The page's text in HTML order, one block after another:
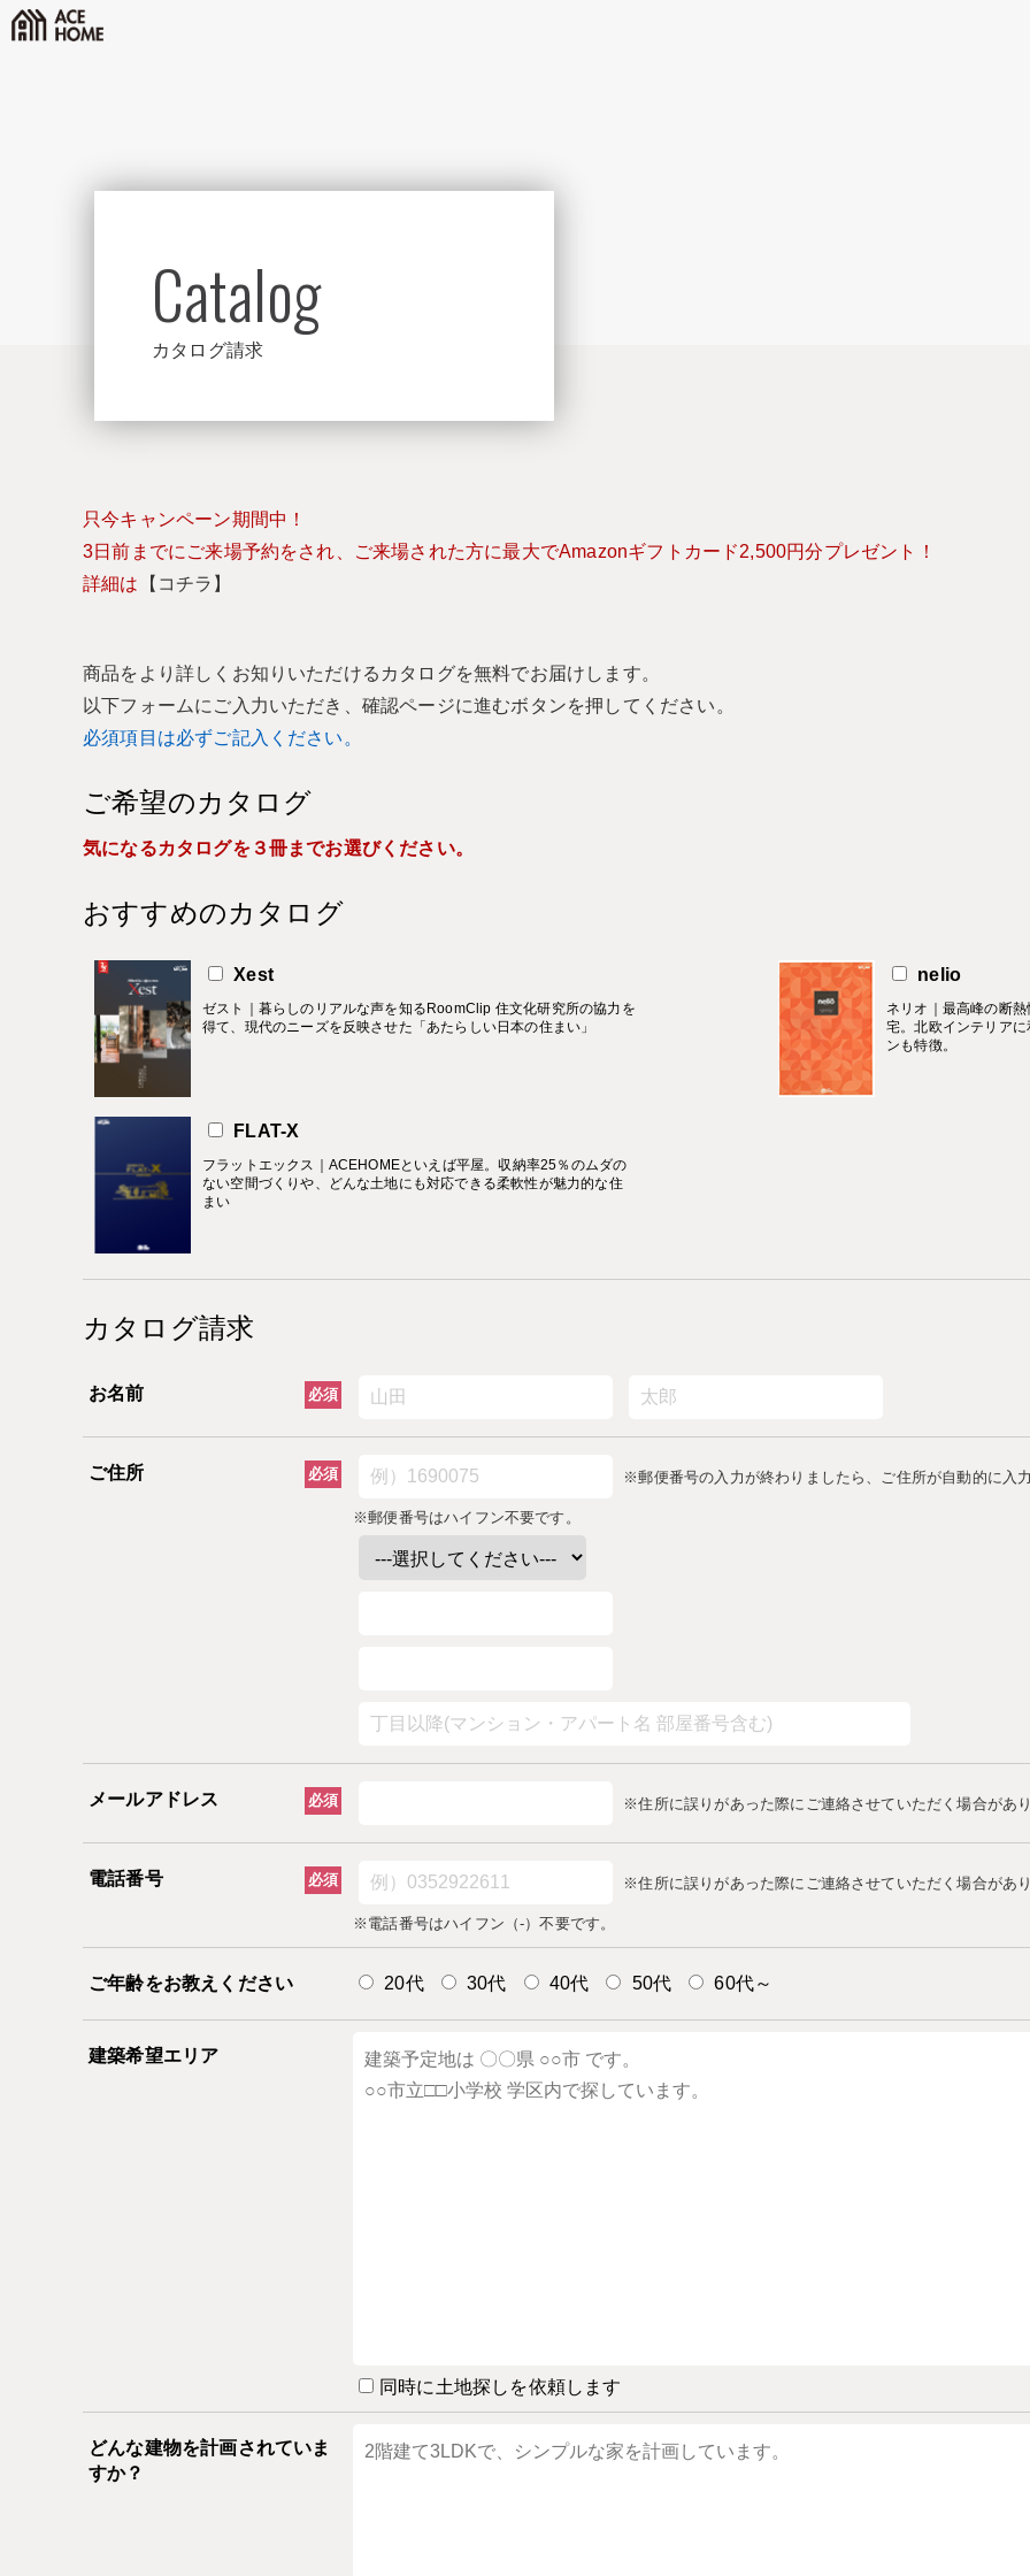
Catalog
カタログ請求
只今キャンペーン期間中！
3日前までにご来場予約をされ、ご来場された方に最大でAmazonギフトカード2,500円分プレゼント！
詳細は 【コチラ】
商品をより詳しくお知りいただけるカタログを無料でお届けします。
以下フォームにご入力いただき、確認ページに進むボタンを押してください。
必須項目は必ずご記入ください。
ご希望のカタログ
気になるカタログを３冊までお選びください。
おすすめのカタログ
Xest
ゼスト｜暮らしのリアルな声を知るRoomClip 住文化研究所の協力を
得て、現代のニーズを反映させた「あたらしい日本の住まい」
nelio
ネリオ｜最高峰の断
宅。北欧インテリア
ンも特徴。
FLAT-X
フラットエックス｜ACEHOMEといえば平屋。収納率25％のムダの
ない空間づくりや、どんな土地にも対応できる柔軟性が魅力的な住
まい
カタログ請求
お名前 必須
ご住所 必須 ※郵便番号の入力が終わりましたら、ご住所が自動的に入力
※郵便番号はハイフン不要です。
メールアドレス 必須 ※住所に誤りがあった際にご連絡させていただく場合があり
電話番号 必須 ※住所に誤りがあった際にご連絡させていただく場合があり
※電話番号はハイフン（-）不要です。
ご年齢をお教えください 20代 30代 40代 50代 60代～
建築希望エリア
同時に土地探しを依頼します
どんな建物を計画されていま
すか？